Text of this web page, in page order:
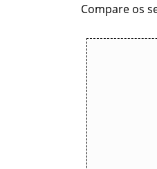
Compare os